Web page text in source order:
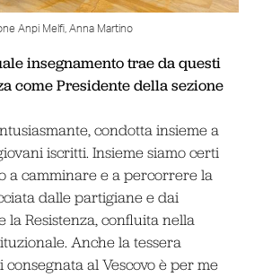
Anpi Melfi, Anna Martino
insegnamento trae da questi
come Presidente della sezione
condotta insieme a
iscritti. Insieme siamo certi
a camminare e a percorrere la
dalle partigiane e dai
Resistenza, confluita nella
Anche la tessera
consegnata al Vescovo è per me